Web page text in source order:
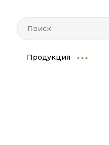
Продукция